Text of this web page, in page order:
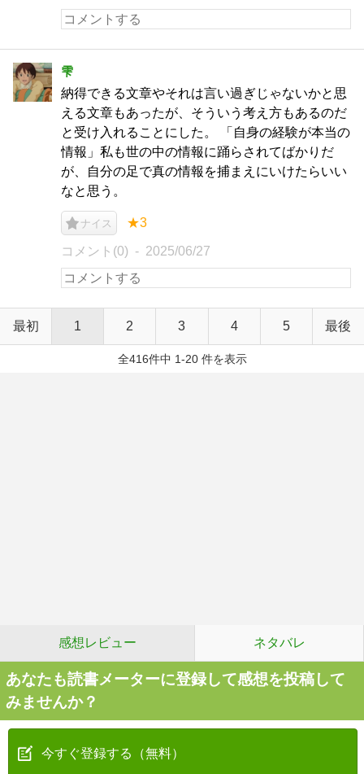
雫
納得できる文章やそれは言い過ぎじゃないかと思
える文章もあったが、そういう考え方もあるのだ
と受け入れることにした。 「自身の経験が本当の
情報」私も世の中の情報に踊らされてばかりだ
が、自分の足で真の情報を捕まえにいけたらいい
なと思う。
ナイス ★3
コメント(0) 2025/06/27
最初 1 2 3 4 5 最後
全416件中 1-20 件を表示
感想レビュー ネタバレ
あなたも読書メーターに登録して感想を投稿して
みませんか？
今すぐ登録する（無料）